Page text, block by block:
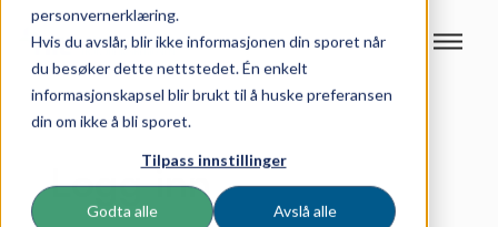
personvernerklæring.
Hvis du avslår, blir ikke informasjonen din sporet når
du besøker dette nettstedet. Én enkelt
informasjonskapsel blir brukt til å huske preferansen
din om ikke å bli sporet.
Tilpass innstillinger
Godta alle Avslå alle
Logg inn